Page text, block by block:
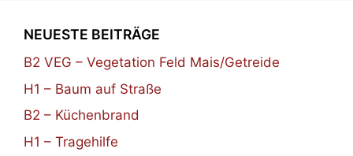
NEUESTE BEITRÄGE
B2 VEG – Vegetation Feld Mais/Getreide
H1 – Baum auf Straße
B2 – Küchenbrand
H1 – Tragehilfe